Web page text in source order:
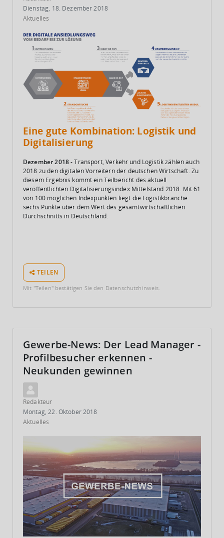
Dienstag, 18. Dezember 2018
Aktuelles
Eine gute Kombination: Logistik und
Digitalisierung
Dezember 2018- Transport, Verkehr und Logistik zählen auch
2018 zu den digitalen Vorreitern der deutschen Wirtschaft. Zu
diesem Ergebnis kommt ein Teilbericht des aktuell
veröffentlichten Digitalisierungsindex Mittelstand 2018. Mit 61
von 100 möglichen Indexpunkten liegt die Logistikbranche
sechs Punkte über dem Wert des gesamtwirtschaftlichen
Durchschnitts in Deutschland.
TEILEN
Mit "Teilen" bestätigen Sie den Datenschutzhinweis.
Gewerbe-News: Der Lead Manager -
Profilbesucher erkennen -
Neukunden gewinnen
Redakteur
Montag, 22. Oktober 2018
Aktuelles